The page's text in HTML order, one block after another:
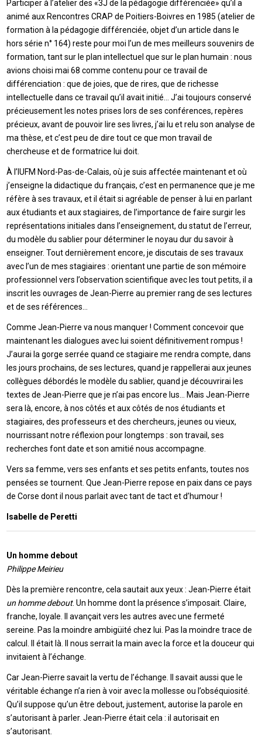
Participer à l’atelier des «3J de la pédagogie différenciée» qu’il a
animé aux Rencontres CRAP de Poitiers-Boivres en 1985 (atelier de
formation à la pédagogie différenciée, objet d’un article dans le
hors série n° 164) reste pour moi l’un de mes meilleurs souvenirs de
formation, tant sur le plan intellectuel que sur le plan humain : nous
avions choisi mai 68 comme contenu pour ce travail de
différenciation : que de joies, que de rires, que de richesse
intellectuelle dans ce travail qu’il avait initié… J’ai toujours conservé
précieusement les notes prises lors de ses conférences, repères
précieux, avant de pouvoir lire ses livres, j’ai lu et relu son analyse de
ma thèse, et c’est peu de dire tout ce que mon travail de
chercheuse et de formatrice lui doit.
À l’IUFM Nord-Pas-de-Calais, où je suis affectée maintenant et où
j’enseigne la didactique du français, c’est en permanence que je me
réfère à ses travaux, et il était si agréable de penser à lui en parlant
aux étudiants et aux stagiaires, de l’importance de faire surgir les
représentations initiales dans l’enseignement, du statut de l’erreur,
du modèle du sablier pour déterminer le noyau dur du savoir à
enseigner. Tout dernièrement encore, je discutais de ses travaux
avec l’un de mes stagiaires : orientant une partie de son mémoire
professionnel vers l’observation scientifique avec les tout petits, il a
inscrit les ouvrages de Jean-Pierre au premier rang de ses lectures
et de ses références…
Comme Jean-Pierre va nous manquer ! Comment concevoir que
maintenant les dialogues avec lui soient définitivement rompus !
J’aurai la gorge serrée quand ce stagiaire me rendra compte, dans
les jours prochains, de ses lectures, quand je rappellerai aux jeunes
collègues débordés le modèle du sablier, quand je découvrirai les
textes de Jean-Pierre que je n’ai pas encore lus… Mais Jean-Pierre
sera là, encore, à nos côtés et aux côtés de nos étudiants et
stagiaires, des professeurs et des chercheurs, jeunes ou vieux,
nourrissant notre réflexion pour longtemps : son travail, ses
recherches font date et son amitié nous accompagne.
Vers sa femme, vers ses enfants et ses petits enfants, toutes nos
pensées se tournent. Que Jean-Pierre repose en paix dans ce pays
de Corse dont il nous parlait avec tant de tact et d’humour !
Isabelle de Peretti
Un homme debout
Philippe Meirieu
Dès la première rencontre, cela sautait aux yeux : Jean-Pierre était
un homme debout. Un homme dont la présence s’imposait. Claire,
franche, loyale. Il avançait vers les autres avec une fermeté
sereine. Pas la moindre ambigüité chez lui. Pas la moindre trace de
calcul. Il était là. Il nous serrait la main avec la force et la douceur qui
invitaient à l’échange.
Car Jean-Pierre savait la vertu de l’échange. Il savait aussi que le
véritable échange n’a rien à voir avec la mollesse ou l’obséquiosité.
Qu’il suppose qu’un être debout, justement, autorise la parole en
s’autorisant à parler. Jean-Pierre était cela : il autorisait en
s’autorisant.